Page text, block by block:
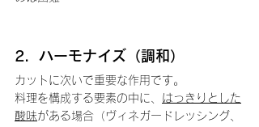
2.  ハーモナイズ（調和）
カットに次いで重要な作用です。
料理を構成する要素の中に、 はっきりとした
酸味がある場合（ヴィネガードレッシング、